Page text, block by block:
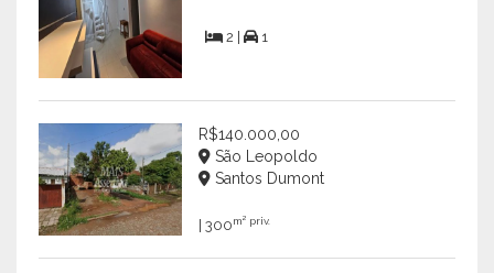
2 | 1
R$140.000,00
São Leopoldo
Santos Dumont
| 300m² priv.